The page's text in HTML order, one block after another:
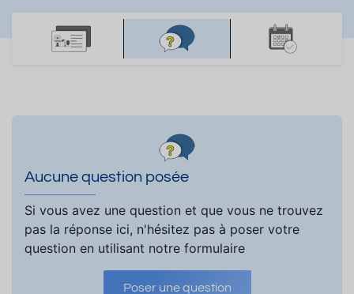
Aucune question posée
Si vous avez une question et que vous ne trouvez
pas la réponse ici, n'hésitez pas à poser votre
question en utilisant notre formulaire
Poser une question